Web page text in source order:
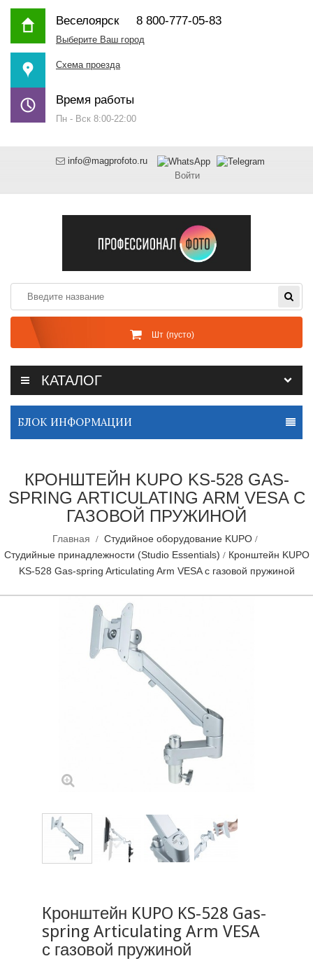
Веселоярск8 800-777-05-83
Выберите Ваш город
Схема проезда
Время работы
Пн - Вск 8:00-22:00
info@magprofoto.ru
Войти
Шт (пусто)
КАТАЛОГ
БЛОК ИНФОРМАЦИИ
КРОНШТЕЙН KUPO KS-528 GAS-
SPRING ARTICULATING ARM VESA С
ГАЗОВОЙ ПРУЖИНОЙ
Главная
Студийное оборудование KUPO
Студийные принадлежности (Studio Essentials)
Кронштейн KUPO
KS-528 Gas-spring Articulating Arm VESA с газовой пружиной
Кронштейн KUPO KS-528 Gas-
spring Articulating Arm VESA
с газовой пружиной